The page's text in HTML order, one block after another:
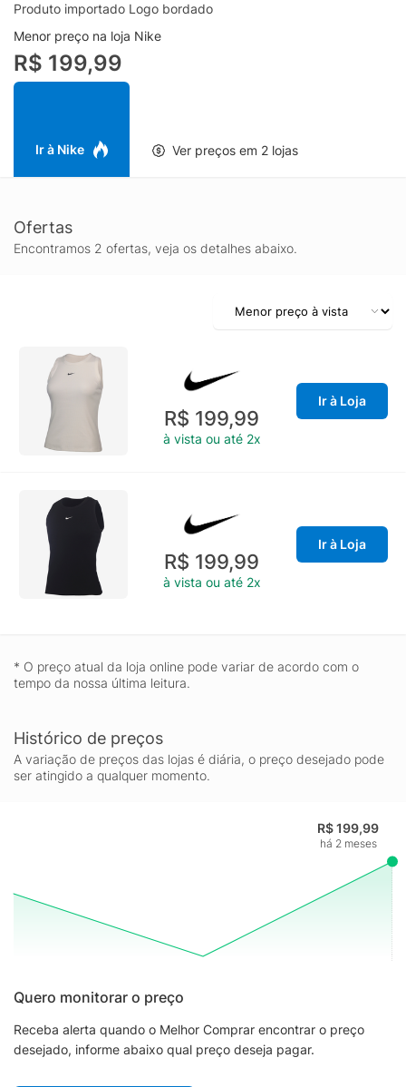
Produto importado Logo bordado
Menor preço na loja Nike
R$ 199,99
Ir à Nike Ver preços em 2 lojas
Ofertas
Encontramos 2 ofertas, veja os detalhes abaixo.
R$ 199,99
à vista ou até 2x
Ir à Loja
R$ 199,99
à vista ou até 2x
Ir à Loja
* O preço atual da loja online pode variar de acordo com o
tempo da nossa última leitura.
Histórico de preços
A variação de preços das lojas é diária, o preço desejado pode
ser atingido a qualquer momento.
R$ 199,99
há 2 meses
Quero monitorar o preço
Receba alerta quando o Melhor Comprar encontrar o preço
desejado, informe abaixo qual preço deseja pagar.